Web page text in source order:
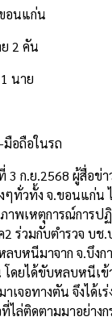
b
o
o
อนแก่น
2 คัน
นาย
อถือในรถ
3 ก.ย.2568 ผู้สื่อข่า
ๆทั่วทั้ง จ.ขอนแก่น
าพเหตุการณ์การป
ร่วมกับตำรวจ บช
ลบหนีมาจาก จ.บึง
ดยได้ขับหลบหนีเข้
เจอทางตัน จึงได้เ
ไล่ติดตามมาอย่าง